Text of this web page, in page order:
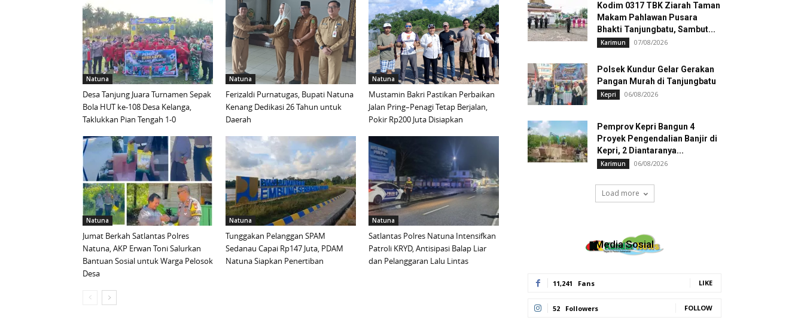
Natuna
Desa Tanjung Juara Turnamen Sepak
Bola HUT ke-108 Desa Kelanga,
Taklukkan Pian Tengah 1-0
Natuna
Ferizaldi Purnatugas, Bupati Natuna
Kenang Dedikasi 26 Tahun untuk
Daerah
Natuna
Mustamin Bakri Pastikan Perbaikan
Jalan Pring–Penagi Tetap Berjalan,
Pokir Rp200 Juta Disiapkan
Natuna
Jumat Berkah Satlantas Polres
Natuna, AKP Erwan Toni Salurkan
Bantuan Sosial untuk Warga Pelosok
Desa
Natuna
Tunggakan Pelanggan SPAM
Sedanau Capai Rp147 Juta, PDAM
Natuna Siapkan Penertiban
Natuna
Satlantas Polres Natuna Intensifkan
Patroli KRYD, Antisipasi Balap Liar
dan Pelanggaran Lalu Lintas
Kodim 0317 TBK Ziarah Taman
Makam Pahlawan Pusara
Bhakti Tanjungbatu, Sambut...
Karimun 07/08/2026
Polsek Kundur Gelar Gerakan
Pangan Murah di Tanjungbatu
Kepri 06/08/2026
Pemprov Kepri Bangun 4
Proyek Pengendalian Banjir di
Kepri, 2 Diantaranya...
Karimun 06/08/2026
Load more
Media Sosial
11,241 Fans LIKE
52 Followers FOLLOW